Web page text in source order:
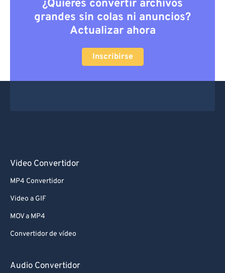
¿Quieres convertir archivos
grandes sin colas ni anuncios?
Actualizar ahora
Inscribirse
Video Convertidor
MP4 Convertidor
Video a GIF
MOV a MP4
Convertidor de vídeo
Audio Convertidor